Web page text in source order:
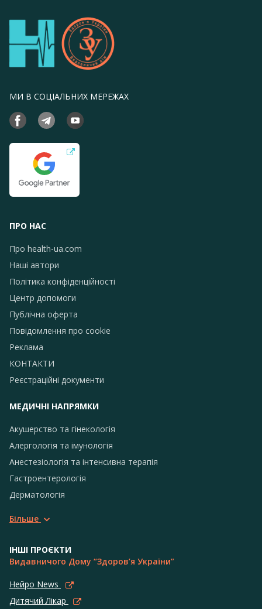
МИ В СОЦІАЛЬНИХ МЕРЕЖАХ
ПРО НАС
Про health-ua.com
Наші автори
Політика конфіденційності
Центр допомоги
Публічна оферта
Повідомлення про сookie
Реклама
КОНТАКТИ
Реєстраційні документи
МЕДИЧНІ НАПРЯМКИ
Акушерство та гінекологія
Алергологія та імунологія
Анестезіологія та інтенсивна терапія
Гастроентерологія
Дерматологія
Більше
ІНШІ ПРОЄКТИ
Видавничого Дому “Здоров’я України”
Нейро News
Дитячий Лікар